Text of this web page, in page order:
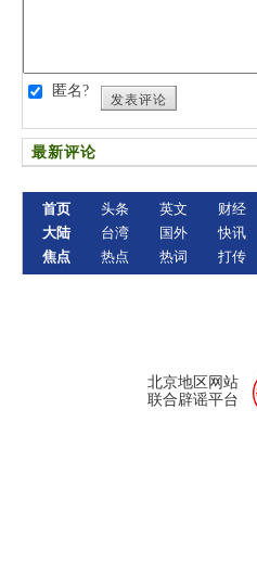
匿名?
发表评论
最新评论
首页
大陆
焦点
头条
台湾
热点
英文
国外
热词
财经
快讯
打传
北京地区网站
联合辟谣平台